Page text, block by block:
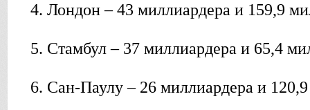
4. Лондон – 43 миллиардера и 159,9
5. Стамбул – 37 миллиардера и 65,4
6. Сан-Паулу – 26 миллиардера и